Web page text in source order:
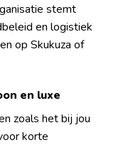
stemt
en logistiek
op Skukuza of
en luxe
zoals het bij jou
korte